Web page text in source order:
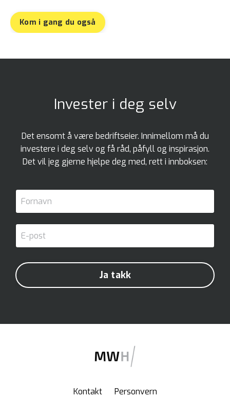
Kom i gang du også
Invester i deg selv
Det ensomt å være bedriftseier. Innimellom må du
investere i deg selv og få råd, påfyll og inspirasjon.
Det vil jeg gjerne hjelpe deg med, rett i innboksen:
Ja takk
Kontakt Personvern